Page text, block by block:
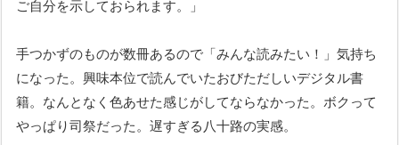
ご自分を示しておられます。」
手つかずのものが数冊あるので「みんな読みたい！」気持ち
になった。興味本位で読んでいたおびただしいデジタル書
籍。なんとなく色あせた感じがしてならなかった。ボクって
やっぱり司祭だった。遅すぎる八十路の実感。